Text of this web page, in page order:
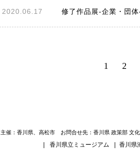
2020.06.17 修了作品展-企業・団
1 2
主催：香川県、高松市 お問合せ先：香川県 政策部 文
香川県立ミュージアム 香川県